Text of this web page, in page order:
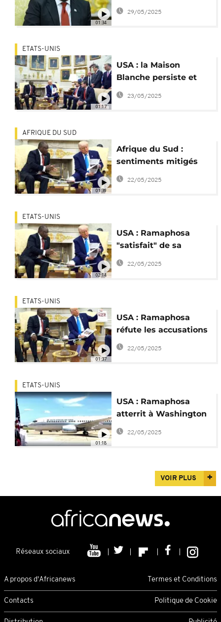
01:34
Ramaphosa après sa
rencontre avec Trump
29/05/2025
01:17
ETATS-UNIS
USA : la Maison
Blanche persiste et
signe sur la
persécution
23/05/2025
01:39
AFRIQUE DU SUD
Afrique du Sud :
sentiments mitigés
après la rencontre
22/05/2025
02:14
ETATS-UNIS
USA : Ramaphosa
"satisfait" de sa
rencontre avec Trump
22/05/2025
01:37
ETATS-UNIS
USA : Ramaphosa
réfute les accusations
de Trump sur les
Afrikaners
22/05/2025
01:18
ETATS-UNIS
USA : Ramaphosa
atterrit à Washington
pour rencontrer
Trump
22/05/2025
VOIR PLUS
Réseaux sociaux
A propos d'Africanews Termes et Conditions
Contacts Politique de Cookie